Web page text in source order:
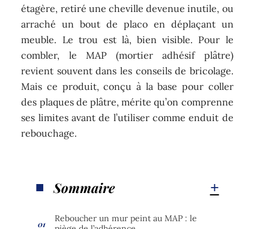
étagère, retiré une cheville devenue inutile, ou
arraché un bout de placo en déplaçant un
meuble. Le trou est là, bien visible. Pour le
combler, le MAP (mortier adhésif plâtre)
revient souvent dans les conseils de bricolage.
Mais ce produit, conçu à la base pour coller
des plaques de plâtre, mérite qu’on comprenne
ses limites avant de l’utiliser comme enduit de
rebouchage.
Sommaire
Reboucher un mur peint au MAP : le